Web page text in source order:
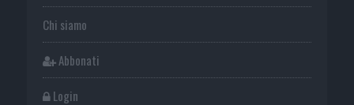
Chi siamo
Abbonati
Login